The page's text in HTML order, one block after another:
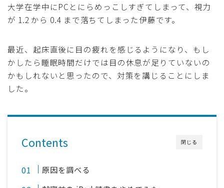
社内制度
公式ページ
大学在学中にPCとにらめっこしすぎてしまって、視力
が 1.2 から 0.4 まで落ちてしまった伊藤です。
最近、起床直後に目の疲れを感じるようになり、もし
かしたら睡眠時間だけでは目の休息が足りていないの
かもしれないと思ったので、対策を講じることにしま
した。
閉じる
Contents
原因を調べる